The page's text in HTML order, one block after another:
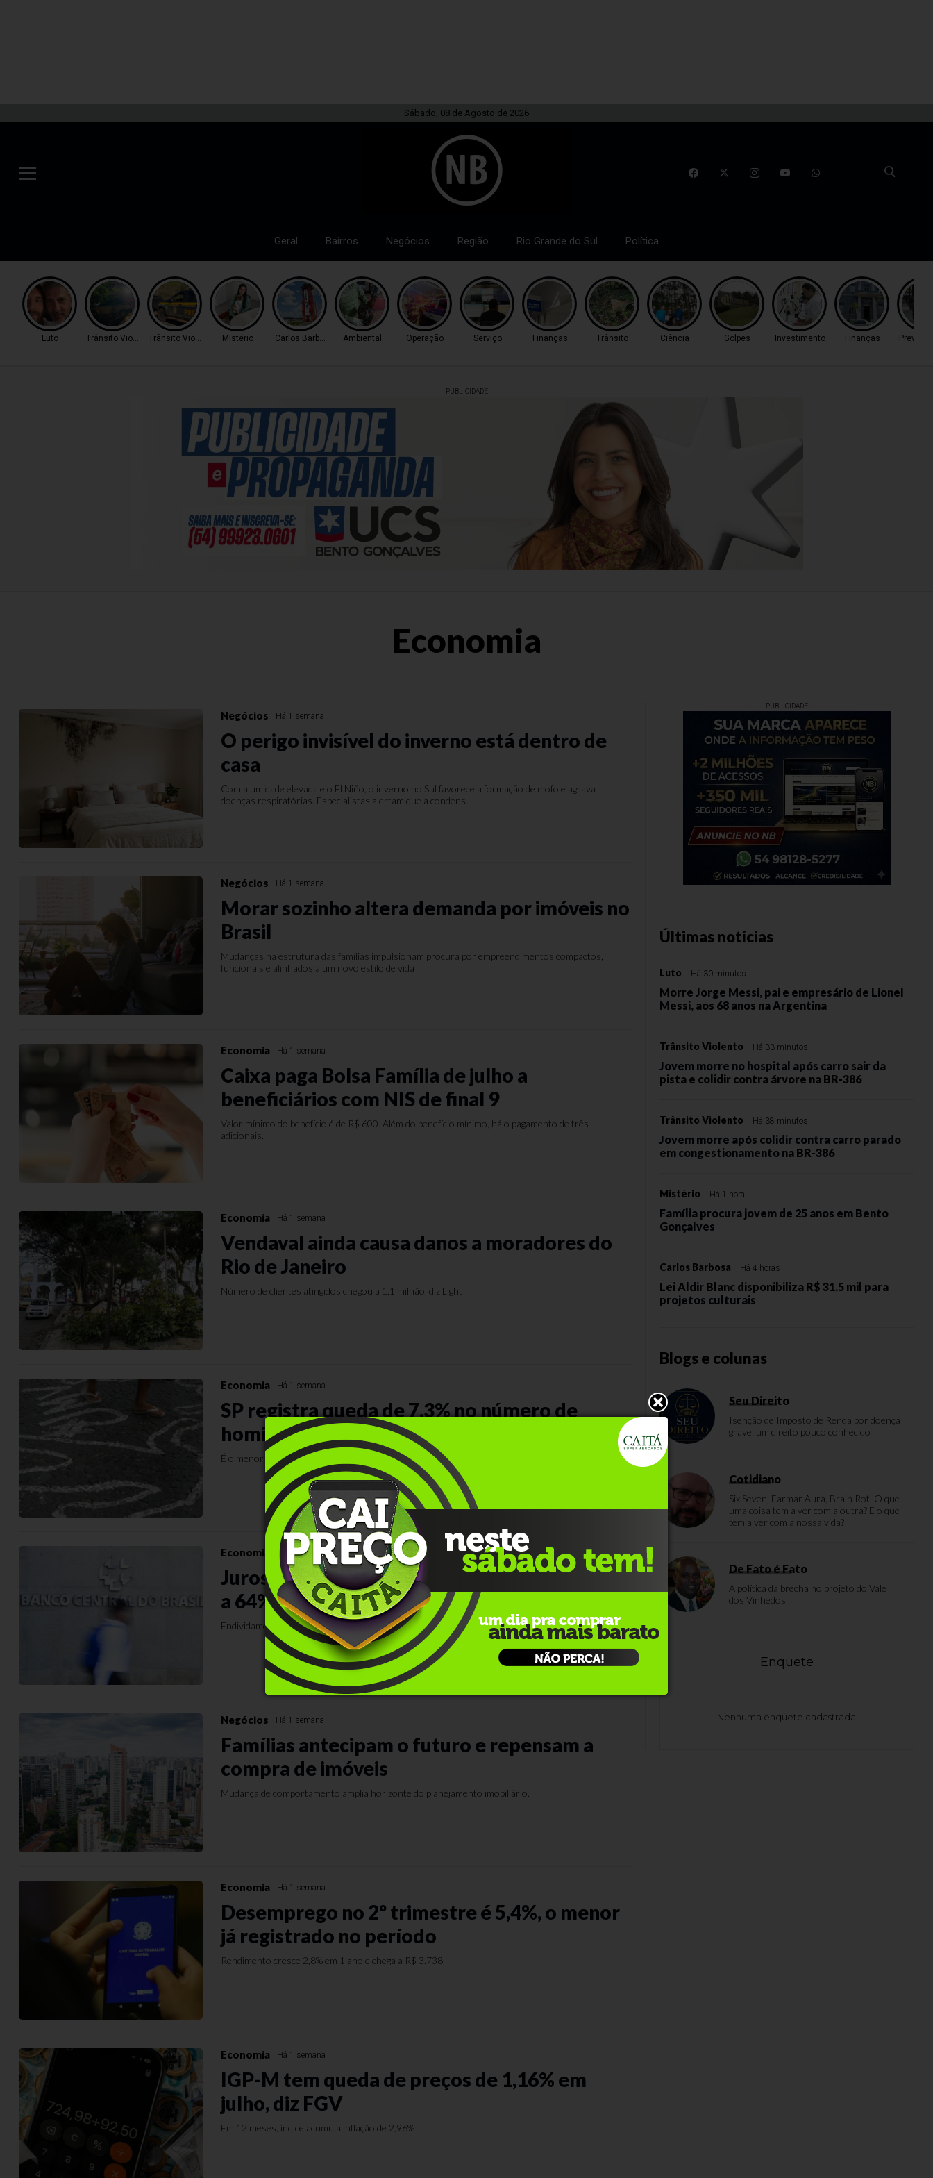
Sábado, 08 de Agosto de 2026
Geral Bairros Negócios Região Rio Grande do Sul Política
Luto Trânsito ViolentoTrânsito Violento Mistério Carlos Barbosa Ambiental Operação Serviço Finanças Trânsito Ciência Golpes Investimento Finanças
PUBLICIDADE
Economia
Negócios Há 1 semana
O perigo invisível do inverno está dentro de
casa
Com a umidade elevada e o El Niño, o inverno no Sul favorece a formação de mofo e agrava
doenças respiratórias. Especialistas alertam que a condens...
Negócios Há 1 semana
Morar sozinho altera demanda por imóveis no
Brasil
Mudanças na estrutura das famílias impulsionam procura por empreendimentos compactos,
funcionais e alinhados a um novo estilo de vida
Economia Há 1 semana
Caixa paga Bolsa Família de julho a
beneficiários com NIS de final 9
Valor mínimo do benefício é de R$ 600. Além do benefício mínimo, há o pagamento de três
adicionais.
Economia Há 1 semana
Vendaval ainda causa danos a moradores do
Rio de Janeiro
Número de clientes atingidos chegou a 1,1 milhão, diz Light
Economia Há 1 semana
SP registra queda de 7,3% no número de
homicídios no 1º semestre
É o menor número desde 2001, início da série de balanços
Economia Há 1 semana
Juros das famílias seguem elevados e chegam
a 64% ao ano, diz BC
Endividamento alcançou 49,8% em maio
Negócios Há 1 semana
Famílias antecipam o futuro e repensam a
compra de imóveis
Mudança de comportamento amplia horizonte do planejamento imobiliário.
Economia Há 1 semana
Desemprego no 2º trimestre é 5,4%, o menor
já registrado no período
Rendimento cresce 2,8% em 1 ano e chega a R$ 3.738
Economia Há 1 semana
IGP-M tem queda de preços de 1,16% em
julho, diz FGV
Em 12 meses, índice acumula inflação de 2,96%
PUBLICIDADE
Últimas notícias
Luto Há 30 minutos
Morre Jorge Messi, pai e empresário de Lionel
Messi, aos 68 anos na Argentina
Trânsito Violento Há 33 minutos
Jovem morre no hospital após carro sair da
pista e colidir contra árvore na BR-386
Trânsito Violento Há 38 minutos
Jovem morre após colidir contra carro parado
em congestionamento na BR-386
Mistério Há 1 hora
Família procura jovem de 25 anos em Bento
Gonçalves
Carlos Barbosa Há 4 horas
Lei Aldir Blanc disponibiliza R$ 31,5 mil para
projetos culturais
Blogs e colunas
Seu Direito
Isenção de Imposto de Renda por doença
grave: um direito pouco conhecido
Cotidiano
Six Seven, Farmar Aura, Brain Rot. O que
uma coisa tem a ver com a outra? E o que
tem a ver com a nossa vida?
De Fato é Fato
A política da brecha no projeto do Vale
dos Vinhedos
Enquete
Nenhuma enquete cadastrada